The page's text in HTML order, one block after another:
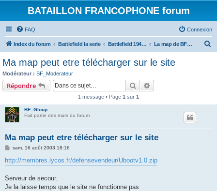
BATAILLON FRANCOPHONE forum
FAQ Connexion
Index du forum Battlefield la serie Battlefield 1942: addon et mod La map de BF_Gloup
Ma map peut etre télécharger sur le site
Modérateur : BF_Moderateur
Répondre Rechercher
1 message • Page 1 sur 1
BF_Gloup
Fait partie des murs du forum
Ma map peut etre télécharger sur le site
M
s
s
g
e
sam. 16 août 2003 18:16
http://membres.lycos.fr/defensevendeur/Ubootv1.0.zip
Serveur de secour.
Je la laisse temps que le site ne fonctionne pas